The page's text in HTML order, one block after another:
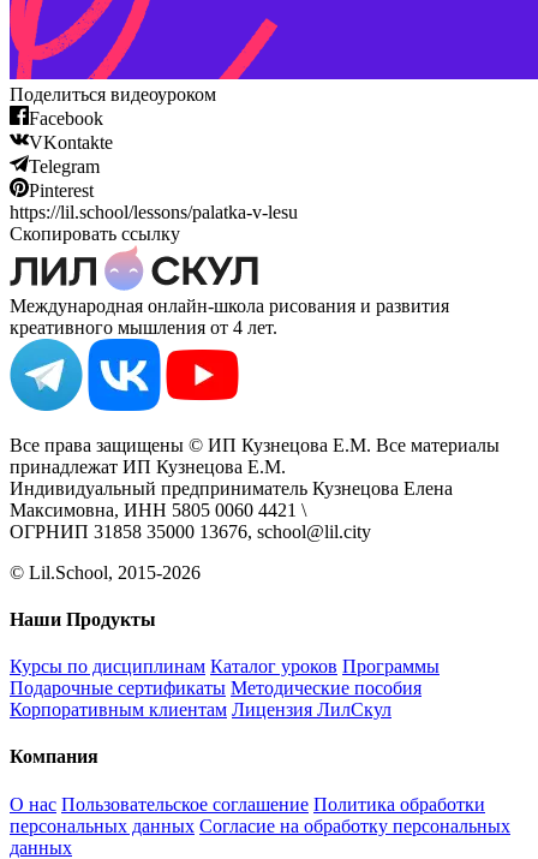
Поделиться видеоуроком
Facebook
VKontakte
Telegram
Pinterest
https://lil.school/lessons/palatka-v-lesu
Скопировать ссылку
Международная онлайн-школа рисования и развития
креативного мышления от 4 лет.
Все права защищены © ИП Кузнецова Е.М. Все материалы
принадлежат ИП Кузнецова Е.М.
Индивидуальный предприниматель Кузнецова Елена
Максимовна, ИНН 5805 0060 4421 \
ОГРНИП 31858 35000 13676, school@lil.city
© Lil.School, 2015‐2026
Наши Продукты
Курсы по дисциплинам Каталог уроков Программы
Подарочные сертификаты Методические пособия
Корпоративным клиентам Лицензия ЛилСкул
Компания
О нас Пользовательское соглашение Политика обработки
персональных данных Согласие на обработку персональных
данных